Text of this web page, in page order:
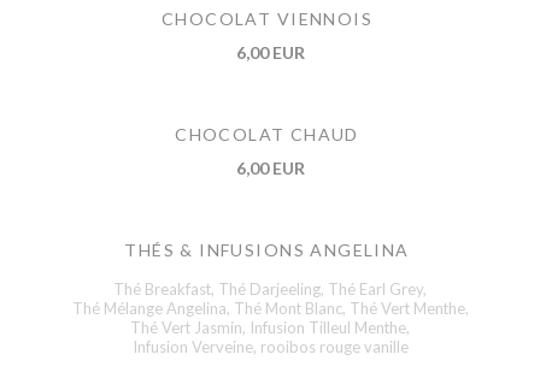
CHOCOLAT VIENNOIS
6,00 EUR
CHOCOLAT CHAUD
6,00 EUR
THÉS & INFUSIONS ANGELINA
Thé Breakfast, Thé Darjeeling, Thé Earl Grey,
Thé Mélange Angelina, Thé Mont Blanc, Thé Vert Menthe,
Thé Vert Jasmin, Infusion Tilleul Menthe,
Infusion Verveine, rooibos rouge vanille